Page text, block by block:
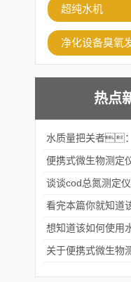
超纯水机
净化设备臭氧
热点